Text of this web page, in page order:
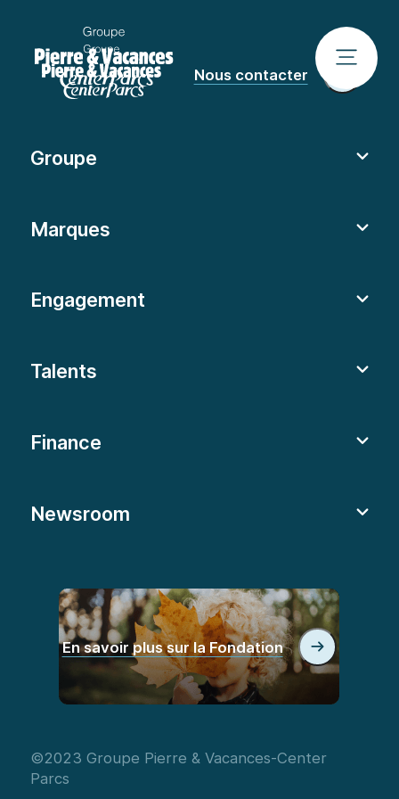
Nous contacter
Groupe
Marques
Engagement
Talents
Finance
Newsroom
En savoir plus sur la Fondation
©2023 Groupe Pierre & Vacances-Center
Parcs